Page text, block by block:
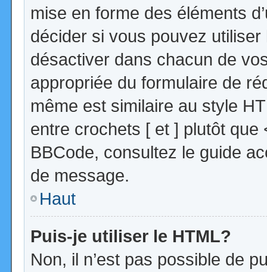
mise en forme des éléments
décider si vous pouvez
désactiver dans chacun de
appropriée du formulaire de
même est similaire au style
entre crochets [ et ] plutôt que
BBCode, consultez le guide
de message.
Haut
Puis-je utiliser le HTML?
Non, il n’est pas possible de